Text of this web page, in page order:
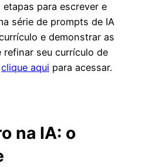
para escrever e
série de prompts de IA
e demonstrar as
refinar seu currículo de
clique aqui para acessar.
na IA: o